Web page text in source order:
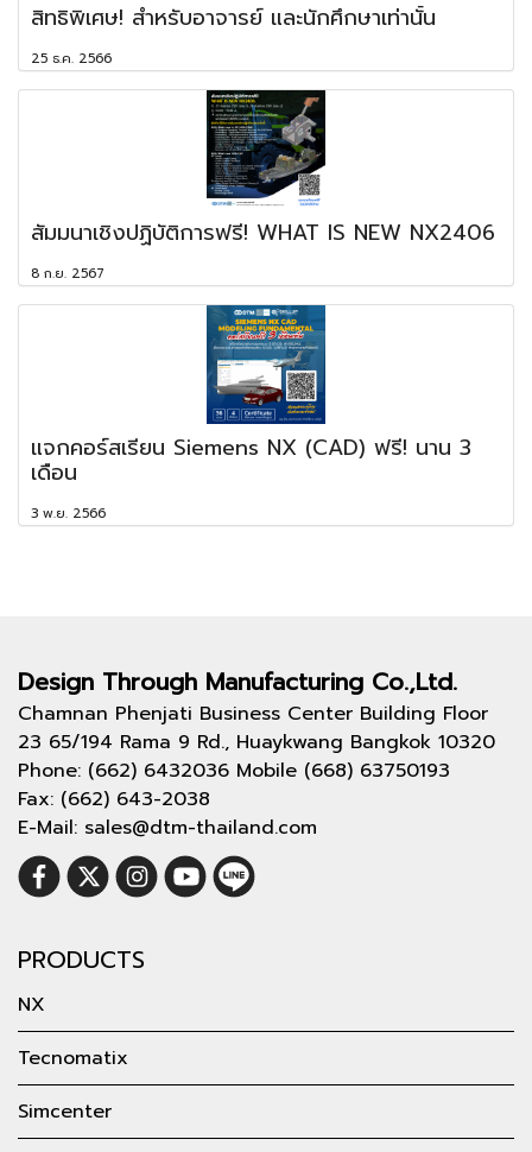
สิทธิพิเศษ! สำหรับอาจารย์ และนักศึกษาเท่านั้น
25 ธ.ค. 2566
สัมมนาเชิงปฏิบัติการฟรี! WHAT IS NEW NX2406
8 ก.ย. 2567
แจกคอร์สเรียน Siemens NX (CAD) ฟรี! นาน 3
เดือน
3 พ.ย. 2566
Design Through Manufacturing Co.,Ltd.
Chamnan Phenjati Business Center Building Floor
23 65/194 Rama 9 Rd., Huaykwang Bangkok 10320
Phone: (662) 6432036 Mobile (668) 63750193
Fax: (662) 643-2038
E-Mail: sales@dtm-thailand.com
PRODUCTS
NX
Tecnomatix
Simcenter